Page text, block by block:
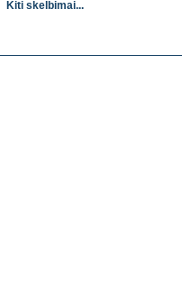
Kiti skelbimai...